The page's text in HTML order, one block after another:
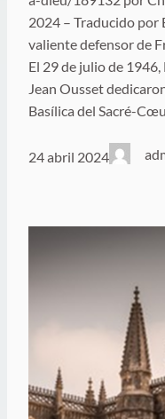
2024 – Traducido por
valiente defensor de
El 29 de julio de
Jean Ousset
Basílica del Sacré-
24 abril 2024